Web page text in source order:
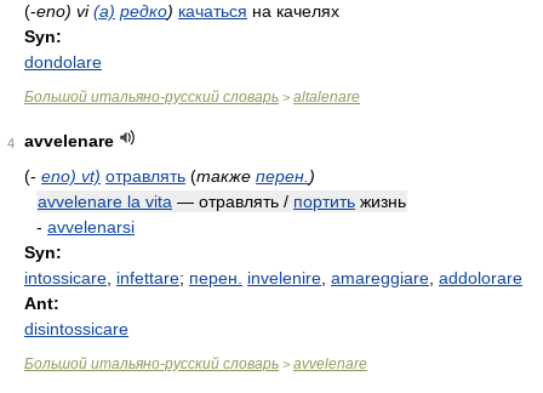
(-eno) vi(a) редко) качаться на качелях
Syn:
dondolare
Большой итальяно-русский словарь > altalenare
4
avvelenare
(- eno) vt) отравлять (также перен. )
avvelenare la vita — отравлять / портить жизнь
- avvelenarsi
Syn:
intossicare infettare; перен. invelenire amareggiare addolorare
Ant:
disintossicare
Большой итальяно-русский словарь > avvelenare